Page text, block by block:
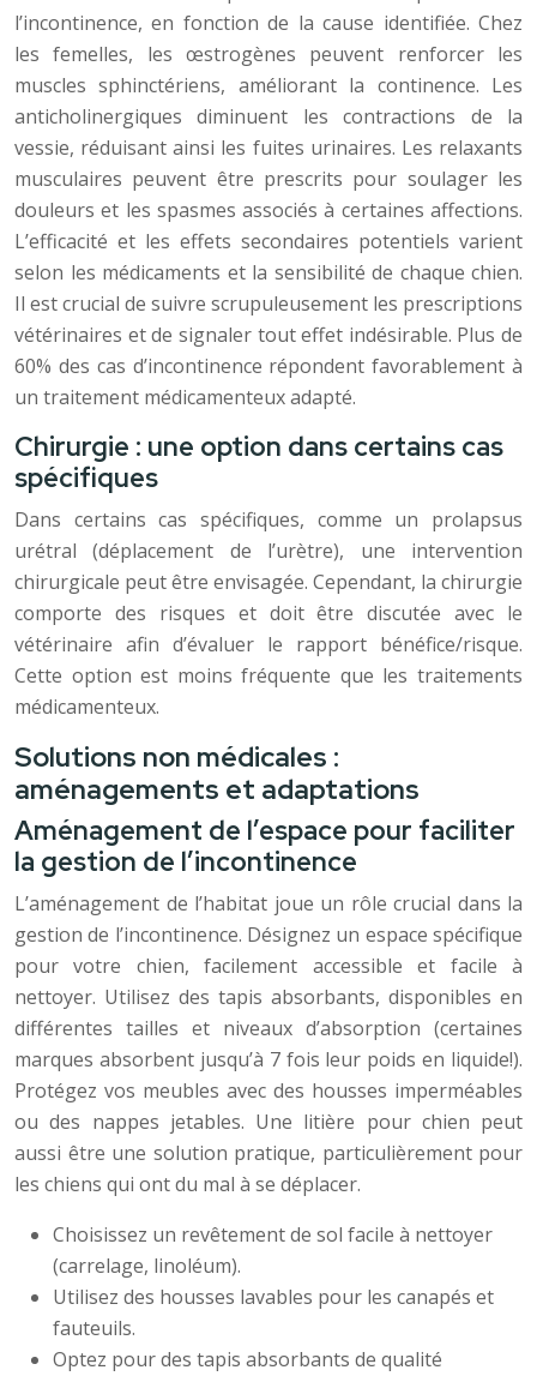
l’incontinence, en fonction de la cause identifiée. Chez
les femelles, les œstrogènes peuvent renforcer les
muscles sphinctériens, améliorant la continence. Les
anticholinergiques diminuent les contractions de la
vessie, réduisant ainsi les fuites urinaires. Les relaxants
musculaires peuvent être prescrits pour soulager les
douleurs et les spasmes associés à certaines affections.
L’efficacité et les effets secondaires potentiels varient
selon les médicaments et la sensibilité de chaque chien.
Il est crucial de suivre scrupuleusement les prescriptions
vétérinaires et de signaler tout effet indésirable. Plus de
60% des cas d’incontinence répondent favorablement à
un traitement médicamenteux adapté.
Chirurgie : une option dans certains cas
spécifiques
Dans certains cas spécifiques, comme un prolapsus
urétral (déplacement de l’urètre), une intervention
chirurgicale peut être envisagée. Cependant, la chirurgie
comporte des risques et doit être discutée avec le
vétérinaire afin d’évaluer le rapport bénéfice/risque.
Cette option est moins fréquente que les traitements
médicamenteux.
Solutions non médicales :
aménagements et adaptations
Aménagement de l’espace pour faciliter
la gestion de l’incontinence
L’aménagement de l’habitat joue un rôle crucial dans la
gestion de l’incontinence. Désignez un espace spécifique
pour votre chien, facilement accessible et facile à
nettoyer. Utilisez des tapis absorbants, disponibles en
différentes tailles et niveaux d’absorption (certaines
marques absorbent jusqu’à 7 fois leur poids en liquide!).
Protégez vos meubles avec des housses imperméables
ou des nappes jetables. Une litière pour chien peut
aussi être une solution pratique, particulièrement pour
les chiens qui ont du mal à se déplacer.
Choisissez un revêtement de sol facile à nettoyer
(carrelage, linoléum).
Utilisez des housses lavables pour les canapés et
fauteuils.
Optez pour des tapis absorbants de qualité